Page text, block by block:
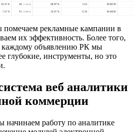
рекламные кампании в
их эффективность. Более того,
каждому объявлению РК мы
глубокие, инструменты, но это
веб аналитики
коммерции
начинаем работу по аналитике